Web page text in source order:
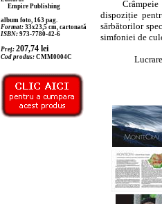
Empire Publishing
album foto, 163 pag.
Format: 33x23,5 cm, cartonată
ISBN: 973-7780-42-6
Preț: 207,74 lei
Cod produs: CMM0004C
Crâmpeie
dispoziție
sărbătorilor
simfoniei de